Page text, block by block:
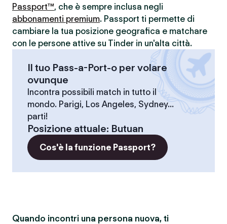
Passport™, che è sempre inclusa negli
abbonamenti premium. Passport ti permette di
cambiare la tua posizione geografica e matchare
con le persone attive su Tinder in un'alta città.
Il tuo Pass-a-Port-o per volare
ovunque
Incontra possibili match in tutto il
mondo. Parigi, Los Angeles, Sydney...
parti!
Posizione attuale: Butuan
Cos'è la funzione Passport?
Quando incontri una persona nuova, ti